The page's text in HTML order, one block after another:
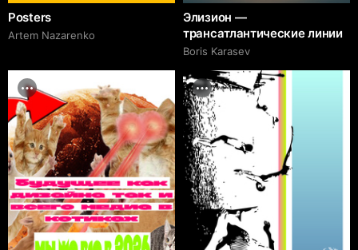
Posters
Artem Nazarenko
Элизион —
трансатлантические линии
Boris Karasev